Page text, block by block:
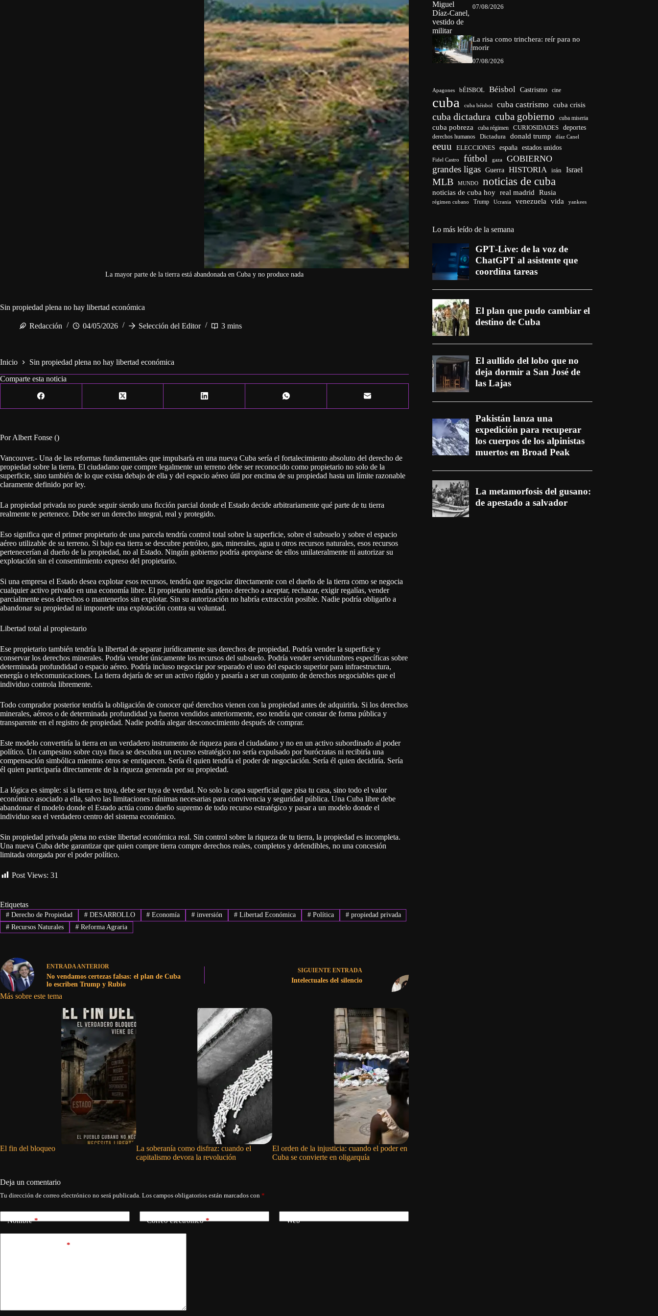
La mayor parte de la tierra está abandonada en Cuba y no produce nada
Sin propiedad plena no hay libertad económica
Redacción 04/05/2026 Selección del Editor 3 mins
Inicio
Sin propiedad plena no hay libertad económica
Comparte esta noticia
Por Albert Fonse ()
Vancouver.- Una de las reformas fundamentales que impulsaría en una nueva Cuba sería el fortalecimiento absoluto del derecho de
propiedad sobre la tierra. El ciudadano que compre legalmente un terreno debe ser reconocido como propietario no solo de la
superficie, sino también de lo que exista debajo de ella y del espacio aéreo útil por encima de su propiedad hasta un límite razonable
claramente definido por ley.
La propiedad privada no puede seguir siendo una ficción parcial donde el Estado decide arbitrariamente qué parte de tu tierra
realmente te pertenece. Debe ser un derecho integral, real y protegido.
Eso significa que el primer propietario de una parcela tendría control total sobre la superficie, sobre el subsuelo y sobre el espacio
aéreo utilizable de su terreno. Si bajo esa tierra se descubre petróleo, gas, minerales, agua u otros recursos naturales, esos recursos
pertenecerían al dueño de la propiedad, no al Estado. Ningún gobierno podría apropiarse de ellos unilateralmente ni autorizar su
explotación sin el consentimiento expreso del propietario.
Si una empresa el Estado desea explotar esos recursos, tendría que negociar directamente con el dueño de la tierra como se negocia
cualquier activo privado en una economía libre. El propietario tendría pleno derecho a aceptar, rechazar, exigir regalías, vender
parcialmente esos derechos o mantenerlos sin explotar. Sin su autorización no habría extracción posible. Nadie podría obligarlo a
abandonar su propiedad ni imponerle una explotación contra su voluntad.
Libertad total al propiestario
Ese propietario también tendría la libertad de separar jurídicamente sus derechos de propiedad. Podría vender la superficie y
conservar los derechos minerales. Podría vender únicamente los recursos del subsuelo. Podría vender servidumbres específicas sobre
determinada profundidad o espacio aéreo. Podría incluso negociar por separado el uso del espacio superior para infraestructura,
energía o telecomunicaciones. La tierra dejaría de ser un activo rígido y pasaría a ser un conjunto de derechos negociables que el
individuo controla libremente.
Todo comprador posterior tendría la obligación de conocer qué derechos vienen con la propiedad antes de adquirirla. Si los derechos
minerales, aéreos o de determinada profundidad ya fueron vendidos anteriormente, eso tendría que constar de forma pública y
transparente en el registro de propiedad. Nadie podría alegar desconocimiento después de comprar.
Este modelo convertiría la tierra en un verdadero instrumento de riqueza para el ciudadano y no en un activo subordinado al poder
político. Un campesino sobre cuya finca se descubra un recurso estratégico no sería expulsado por burócratas ni recibiría una
compensación simbólica mientras otros se enriquecen. Sería él quien tendría el poder de negociación. Sería él quien decidiría. Sería
él quien participaría directamente de la riqueza generada por su propiedad.
La lógica es simple: si la tierra es tuya, debe ser tuya de verdad. No solo la capa superficial que pisa tu casa, sino todo el valor
económico asociado a ella, salvo las limitaciones mínimas necesarias para convivencia y seguridad pública. Una Cuba libre debe
abandonar el modelo donde el Estado actúa como dueño supremo de todo recurso estratégico y pasar a un modelo donde el
individuo sea el verdadero centro del sistema económico.
Sin propiedad privada plena no existe libertad económica real. Sin control sobre la riqueza de tu tierra, la propiedad es incompleta.
Una nueva Cuba debe garantizar que quien compre tierra compre derechos reales, completos y defendibles, no una concesión
limitada otorgada por el poder político.
Post Views: 31
Etiquetas
#Derecho de Propiedad #DESARROLLO # Economía # inversión # Libertad Económica #Política #propiedad privada
#Recursos Naturales #Reforma Agraria
ENTRADA ANTERIOR
No vendamos certezas falsas: el plan de Cuba
lo escriben Trump y Rubio
SIGUIENTE ENTRADA
Intelectuales del silencio
Más sobre este tema
El fin del bloqueo
La soberanía como disfraz: cuando el
capitalismo devora la revolución
El orden de la injusticia: cuando el poder en
Cuba se convierte en oligarquía
Deja un comentario
Tu dirección de correo electrónico no será publicada. Los campos obligatorios están marcados con *
Nombre* Correo electrónico* Web
*
07/08/2026
La risa como trinchera: reír para no
morir
07/08/2026
Apagones bÉISBOL Béisbol Castrismo cine
cuba cuba béisbol cuba castrismo cuba crisis
cuba dictadura cuba gobierno cuba miseria
cuba pobreza cuba régimen CURIOSIDADES deportes
derechos humanos Dictadura donald trump díaz Canel
eeuu ELECCIONES españa estados unidos
Fidel Castro fútbol gaza GOBIERNO
grandes ligas Guerra HISTORIA irán Israel
MLB MUNDO noticias de cuba
noticias de cuba hoy real madrid Rusia
régimen cubano Trump Ucrania venezuela vida yankees
Lo más leído de la semana